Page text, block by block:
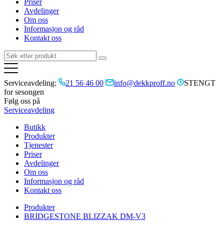
Priser
Avdelinger
Om oss
Informasjon og råd
Kontakt oss
Serviceavdeling: 21 56 46 00 info@dekkproff.no
STENGT
for sesongen
Følg oss på
Serviceavdeling
Butikk
Produkter
Tjenester
Priser
Avdelinger
Om oss
Informasjon og råd
Kontakt oss
Produkter
BRIDGESTONE BLIZZAK DM-V3